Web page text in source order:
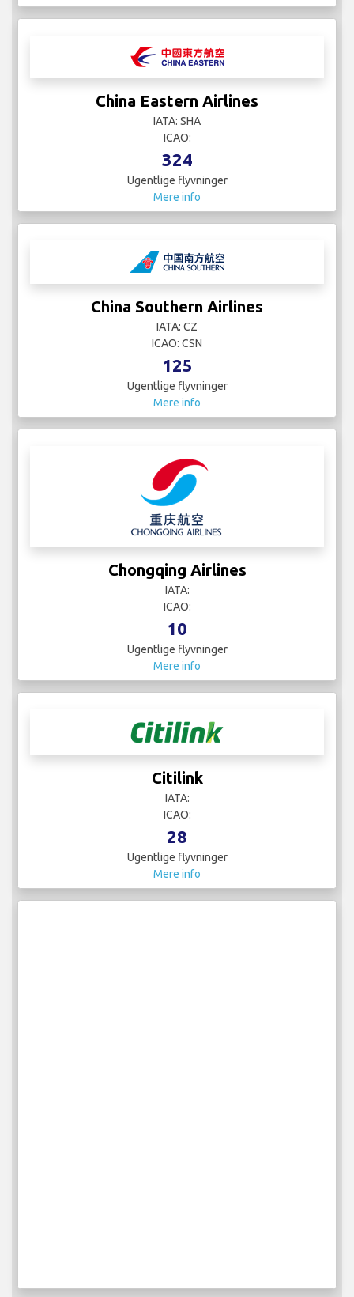
China Eastern Airlines
IATA: SHA
ICAO:
324
Ugentlige flyvninger
Mere info
China Southern Airlines
IATA: CZ
ICAO: CSN
125
Ugentlige flyvninger
Mere info
Chongqing Airlines
IATA:
ICAO:
10
Ugentlige flyvninger
Mere info
Citilink
IATA:
ICAO:
28
Ugentlige flyvninger
Mere info